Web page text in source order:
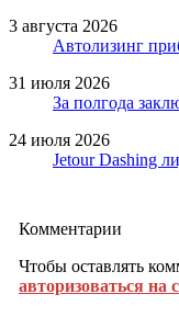
3 августа 2026
Автолизинг
31 июля 2026
За полгода
24 июля 2026
Jetour Dashing
Комментарии
Чтобы оставлять
авторизоваться на